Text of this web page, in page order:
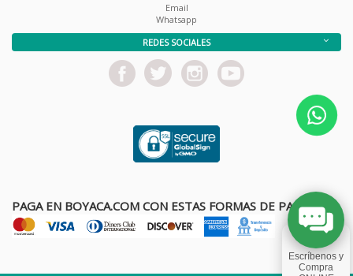
Email
Whatsapp
REDES SOCIALES
PAGA EN BOYACA.COM CON ESTAS FORMAS DE PAGO